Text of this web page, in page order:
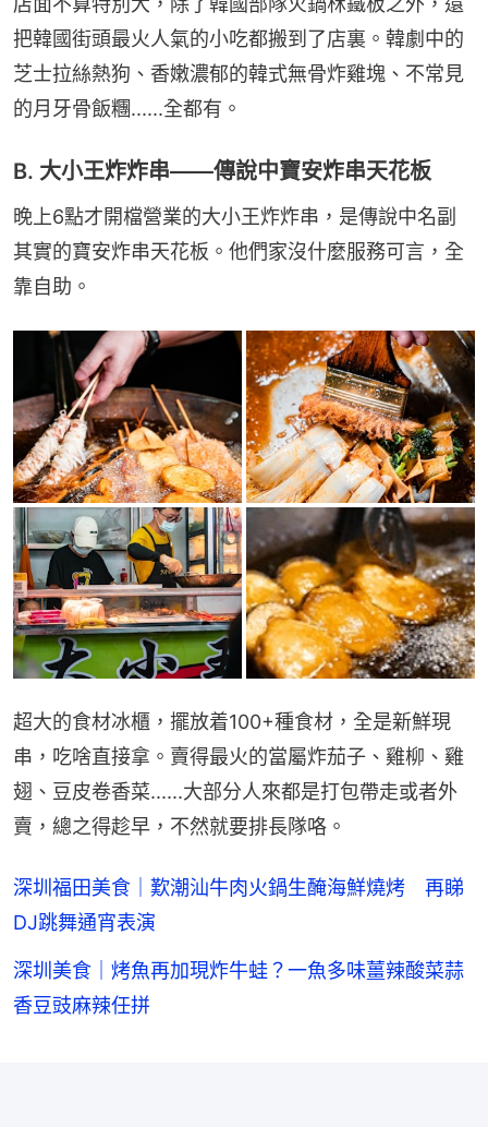
把韓國街頭最火人氣的小吃都搬到了店裏。韓劇中的
芝士拉絲熱狗、香嫩濃郁的韓式無骨炸雞塊、不常見
的月牙骨飯糰......全都有。
B. 大小王炸炸串——傳說中寶安炸串天花板
晚上6點才開檔營業的大小王炸炸串，是傳說中名副
其實的寶安炸串天花板。他們家沒什麼服務可言，全
靠自助。
超大的食材冰櫃，擺放着100+種食材，全是新鮮現
串，吃啥直接拿。賣得最火的當屬炸茄子、雞柳、雞
翅、豆皮卷香菜......大部分人來都是打包帶走或者外
賣，總之得趁早，不然就要排長隊咯。
深圳福田美食｜歎潮汕牛肉火鍋生醃海鮮燒烤 再睇
DJ跳舞通宵表演
深圳美食｜烤魚再加現炸牛蛙？一魚多味薑辣酸菜蒜
香豆豉麻辣任拼